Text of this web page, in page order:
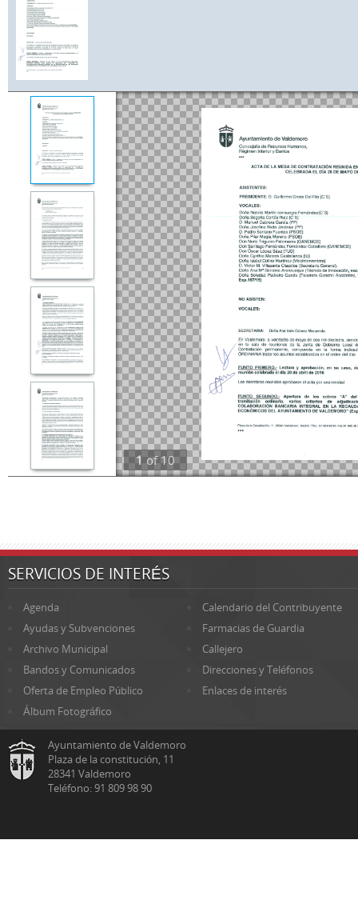
1 of 10
SERVICIOS DE INTERÉS
Agenda
Calendario del Contribuyente
Ayudas y Subvenciones
Farmacias de Guardia
Archivo Municipal
Callejero
Bandos y Comunicados
Direcciones y Teléfonos
Oferta de Empleo Público
Enlaces de interés
Álbum Fotográfico
Ayuntamiento de Valdemoro
Plaza de la constitución, 11
28341 Valdemoro
Teléfono: 91 809 98 90